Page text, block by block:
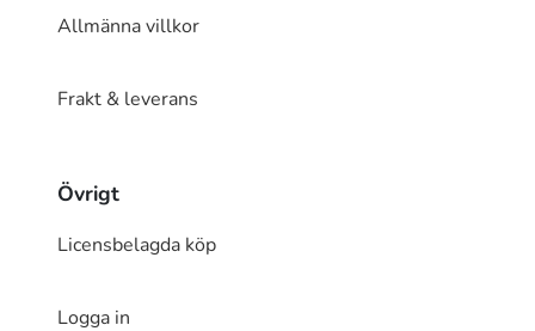
Allmänna villkor
Frakt & leverans
Övrigt
Licensbelagda köp
Logga in